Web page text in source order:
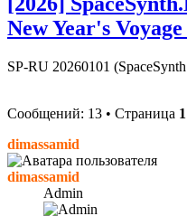
New Year's Voyage
SP-RU 20260101
Сообщений: 13 • Страница 1
dimassamid
dimassamid
Admin